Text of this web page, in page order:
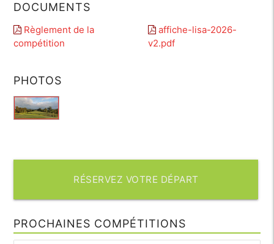
DOCUMENTS
Règlement de la
compétition
affiche-lisa-2026-
v2.pdf
PHOTOS
RÉSERVEZ VOTRE DÉPART
PROCHAINES COMPÉTITIONS